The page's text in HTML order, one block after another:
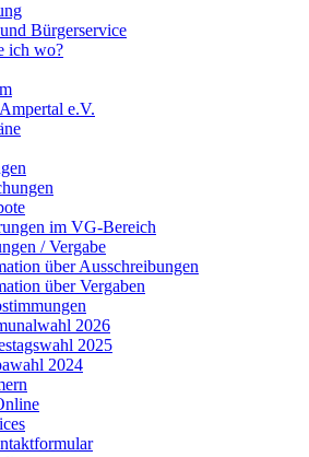
Bürgerservice
ich wo?
e.V.
im VG-Bereich
/ Vergabe
über Ausschreibungen
über Vergaben
2026
2025
2024